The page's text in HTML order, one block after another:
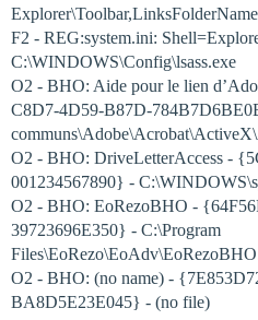
F2 - REG:system.ini:
C:\WINDOWS\Config\lsass.exe
O2 - BHO: Aide pour le lien
C8D7-4D59-B87D-
O2 - BHO: DriveLetterAccess -
001234567890} -
O2 - BHO: EoRezoBHO -
39723696E350} - C:\Program
O2 - BHO: (no name) -
BA8D5E23E045} - (no file)